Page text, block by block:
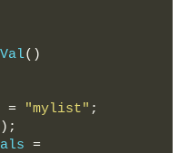
()
= "mylist" ;
);
=